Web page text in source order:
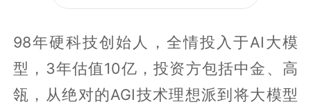
98年硬科技创始人，全情投入于AI大模
型，3年估值10亿，投资方包括中金、高
瓴，从绝对的AGI技术理想派到将大模型